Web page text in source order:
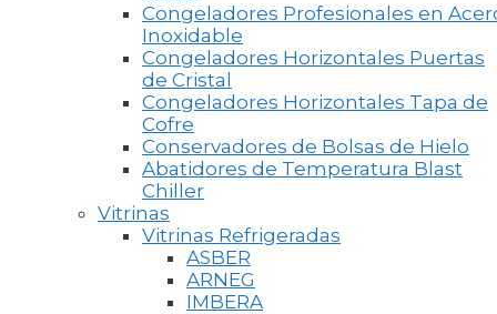
Congeladores Profesionales en
Inoxidable
Congeladores Horizontales Puertas
de Cristal
Congeladores Horizontales Tapa de
Cofre
Conservadores de Bolsas de Hielo
Abatidores de Temperatura Blast
Chiller
Vitrinas
Vitrinas Refrigeradas
ASBER
ARNEG
IMBERA